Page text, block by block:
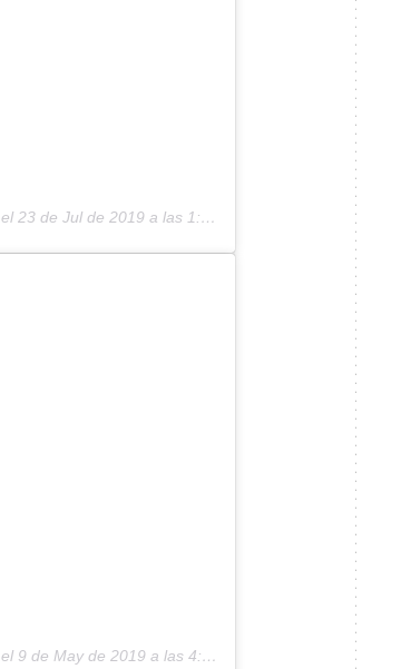
el 23 de Jul de 2019 a las 1:12 PDT
el 9 de May de 2019 a las 4:35 PDT